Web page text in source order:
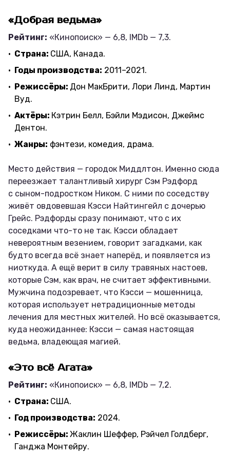
«Добрая ведьма»
Рейтинг: «Кинопоиск» — 6,8, IMDb — 7,3.
Страна: США, Канада.
Годы производства: 2011–2021.
Режиссёры: Дон МакБрити, Лори Линд, Мартин
Вуд.
Актёры: Кэтрин Белл, Бэйли Мэдисон, Джеймс
Дентон.
Жанры: фэнтези, комедия, драма.
Место действия — городок Миддлтон. Именно сюда
переезжает талантливый хирург Сэм Рэдфорд
с сыном-подростком Ником. С ними по соседству
живёт овдовевшая Кэсси Найтингейл с дочерью
Грейс. Рэдфорды сразу понимают, что с их
соседками что-то не так. Кэсси обладает
невероятным везением, говорит загадками, как
будто всегда всё знает наперёд, и появляется из
ниоткуда. А ещё верит в силу травяных настоев,
которые Сэм, как врач, не считает эффективными.
Мужчина подозревает, что Кэсси — мошенница,
которая использует нетрадиционные методы
лечения для местных жителей. Но всё оказывается,
куда неожиданнее: Кэсси — самая настоящая
ведьма, владеющая магией.
«Это всё Агата»
Рейтинг: «Кинопоиск» — 6,8, IMDb — 7,2.
Страна: США.
Год производства: 2024.
Режиссёры: Жаклин Шеффер, Рэйчел Голдберг,
Ганджа Монтейру.